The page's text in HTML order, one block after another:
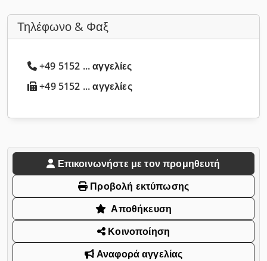
Τηλέφωνο & Φαξ
+49 5152 ... αγγελίες
+49 5152 ... αγγελίες
Επικοινωνήστε με τον προμηθευτή
Προβολή εκτύπωσης
Αποθήκευση
Κοινοποίηση
Αναφορά αγγελίας